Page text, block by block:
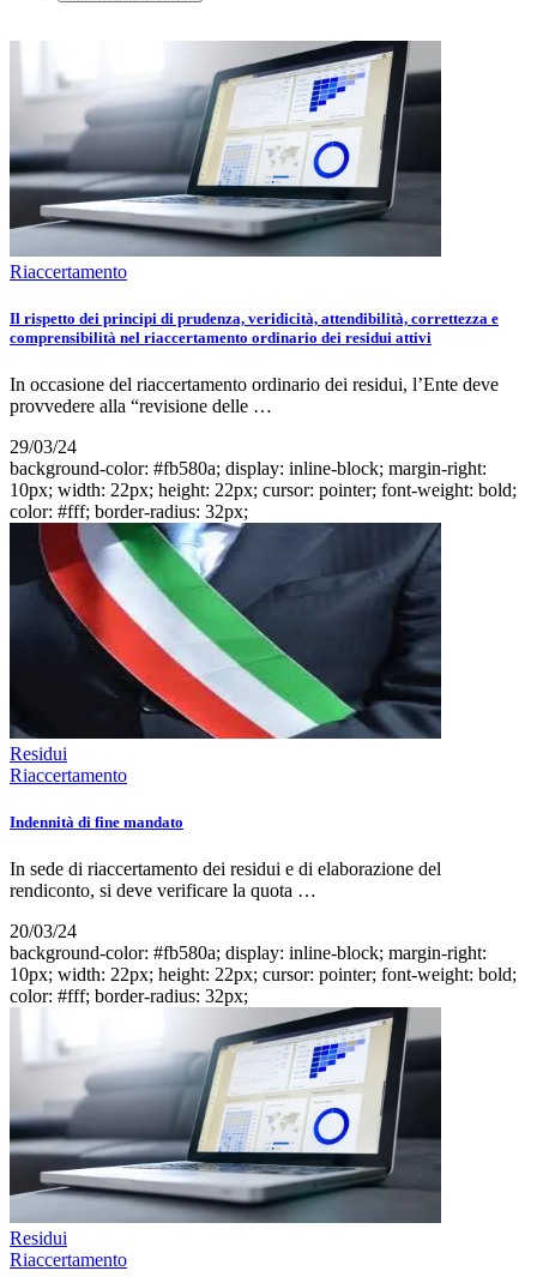
Riaccertamento
Il rispetto dei principi di prudenza, veridicità, attendibilità, correttezza e
comprensibilità nel riaccertamento ordinario dei residui attivi
In occasione del riaccertamento ordinario dei residui, l’Ente deve
provvedere alla “revisione delle …
29/03/24
background-color: #fb580a; display: inline-block; margin-right:
10px; width: 22px; height: 22px; cursor: pointer; font-weight: bold;
color: #fff; border-radius: 32px;
Residui
Riaccertamento
Indennità di fine mandato
In sede di riaccertamento dei residui e di elaborazione del
rendiconto, si deve verificare la quota …
20/03/24
background-color: #fb580a; display: inline-block; margin-right:
10px; width: 22px; height: 22px; cursor: pointer; font-weight: bold;
color: #fff; border-radius: 32px;
Residui
Riaccertamento